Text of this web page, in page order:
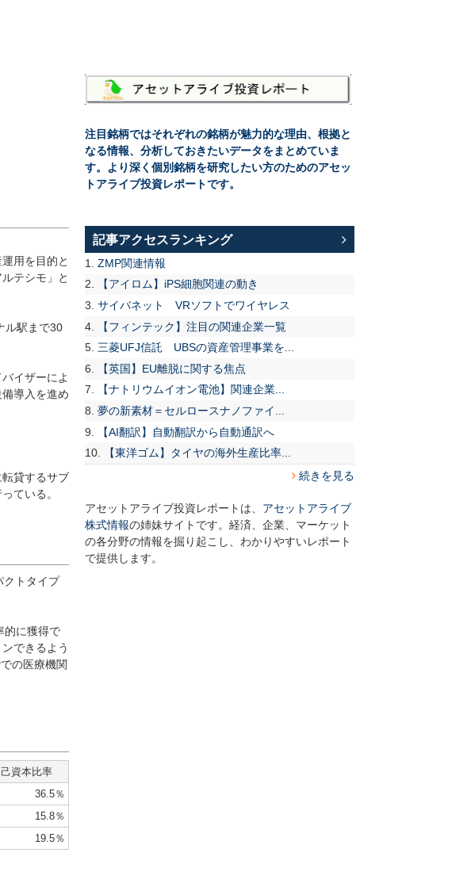
用を目的と
テシモ」と
ル駅まで30
イザーによ
導入を進め
貸するサブ
ている。
クトタイプ
的に獲得で
できるよう
の医療機関
資本比率
36.5％
15.8％
19.5％
注目銘柄ではそれぞれの銘柄が魅力的な理由、根拠と
なる情報、分析しておきたいデータをまとめていま
す。より深く個別銘柄を研究したい方のためのアセッ
トアライブ投資レポートです。
記事アクセスランキング
ZMP関連情報
【アイロム】iPS細胞関連の動き
サイバネット VRソフトでワイヤレス
【フィンテック】注目の関連企業一覧
三菱UFJ信託 UBSの資産管理事業を...
【英国】EU離脱に関する焦点
【ナトリウムイオン電池】関連企業...
夢の新素材＝セルロースナノファイ...
【AI翻訳】自動翻訳から自動通訳へ
【東洋ゴム】タイヤの海外生産比率...
続きを見る
アセットアライブ投資レポートは、 アセットアライブ
株式情報の姉妹サイトです。経済、企業、マーケット
の各分野の情報を掘り起こし、わかりやすいレポート
で提供します。